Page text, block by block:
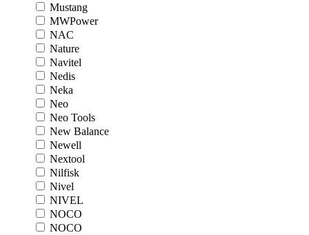
Mustang
MWPower
NAC
Nature
Navitel
Nedis
Neka
Neo
Neo Tools
New Balance
Newell
Nextool
Nilfisk
Nivel
NIVEL
NOCO
NOCO